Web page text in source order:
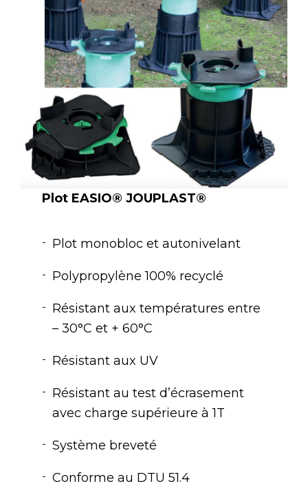
Plot EASIO® JOUPLAST®
Plot monobloc et autonivelant
Polypropylène 100% recyclé
Résistant aux températures entre
– 30°C et + 60°C
Résistant aux UV
Résistant au test d’écrasement
avec charge supérieure à 1T
Système breveté
Conforme au DTU 51.4